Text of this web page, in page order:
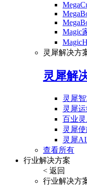
Magic
灵犀解决方
灵犀解
灵犀
灵犀
百业
灵犀
灵犀
查看所有
行业解决方案
< 返回
行业解决方